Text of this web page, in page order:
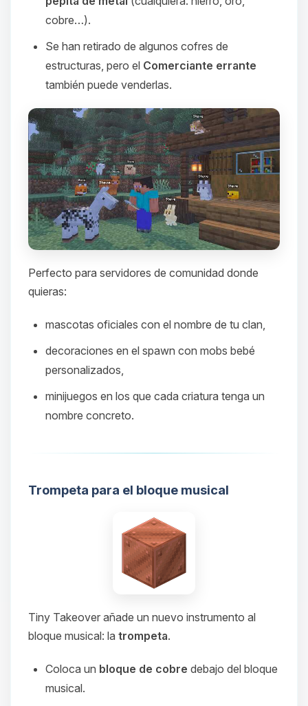
cobre…).
Se han retirado de algunos cofres de
estructuras, pero el Comerciante errante
también puede venderlas.
Perfecto para servidores de comunidad donde
quieras:
mascotas oficiales con el nombre de tu clan,
decoraciones en el spawn con mobs bebé
personalizados,
minijuegos en los que cada criatura tenga un
nombre concreto.
Trompeta para el bloque musical
Tiny Takeover añade un nuevo instrumento al
bloque musical: la trompeta.
Coloca un bloque de cobre debajo del bloque
musical.
asistente de BoxToPlay. Cuentame
pequenos circuitos para ayudarte.
06/08/2026 16:41